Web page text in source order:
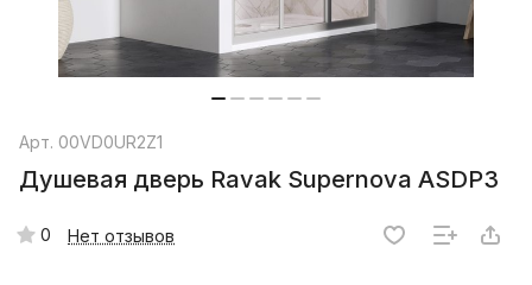
Арт. 00VD0UR2Z1
Душевая дверь Ravak Supernova ASDP3
0 Нет отзывов